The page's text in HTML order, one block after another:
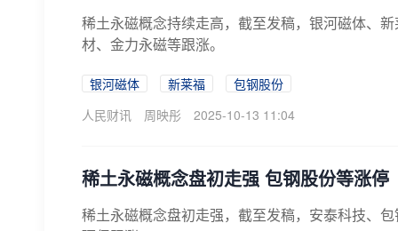
稀土永磁概念持续走高，截至发稿，银河磁体、
材、金力永磁等跟涨。
银河磁体 新莱福
包钢股份
人民财讯
周映彤 2025-10-13 11:04
稀土永磁概念盘初走强 包钢股份等涨停
稀土永磁概念盘初走强，截至发稿，安泰科技、